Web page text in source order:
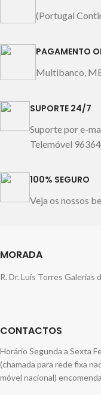
(Portugal
PAGAMENTO
Multibanco,
SUPORTE 24/7
Suporte por e-
Telemóvel
100% SEGURO
Veja os nossos
MORADA
R. Dr. Luís Torres Galerias
CONTACTOS
Horário Segunda a Sexta
(chamada para rede fixa
móvel nacional)